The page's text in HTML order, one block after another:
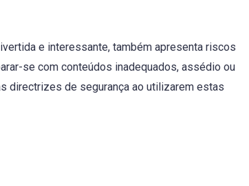
e interessante, também apresenta riscos
se com conteúdos inadequados, assédio ou
directrizes de segurança ao utilizarem estas